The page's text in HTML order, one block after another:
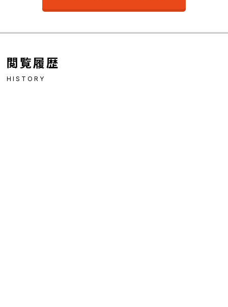
閲覧履歴
HISTORY